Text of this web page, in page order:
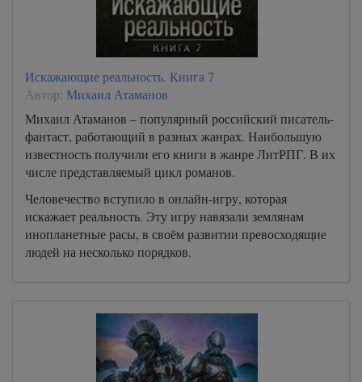
Искажающие реальность. Книга 7
Автор: Михаил Атаманов
Михаил Атаманов – популярный российский писатель-
фантаст, работающий в разных жанрах. Наибольшую
известность получили его книги в жанре ЛитРПГ. В их
числе представляемый цикл романов.
Человечество вступило в онлайн-игру, которая
искажает реальность. Эту игру навязали землянам
инопланетные расы, в своём развитии превосходящие
людей на несколько порядков.